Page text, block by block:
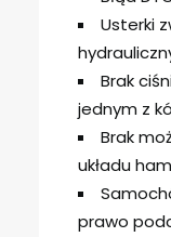
Usterki
Brak
jednym z
Brak
układu
prawo